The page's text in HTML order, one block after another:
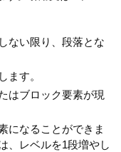
ない限り、段落とな
ます。
はブロック要素が現
になることができま
、レベルを1段増やし